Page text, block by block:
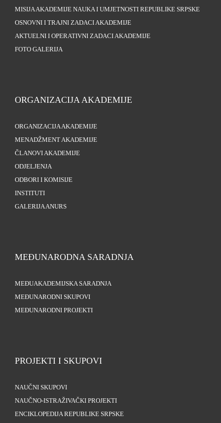
MISIJA AKADEMIJE NAUKA I UMJETNOSTI REPUBLIKE SRPSKE
OSNOVNI I TRAJNI ZADACI AKADEMIJE
AKTUELNI I OPERATIVNI ZADACI AKADEMIJE
FOTO GALERIJA
ORGANIZACIJA AKADEMIJE
ORGANIZACIJA AKADEMIJE
MENADŽMENT AKADEMIJE
ČLANOVI AKADEMIJE
ODJELJENJA
ODBORI I KOMISIJE
INSTITUTI
GALERIJA ANURS
MEĐUNARODNA SARADNJA
MEĐUAKADEMIJSKA SARADNJA
MEĐUNARODNI SKUPOVI
MEĐUNARODNI PROJEKTI
PROJEKTI I SKUPOVI
NAUČNI SKUPOVI
NAUČNO-ISTRAŽIVAČKI PROJEKTI
ENCIKLOPEDIJA REPUBLIKE SRPSKE